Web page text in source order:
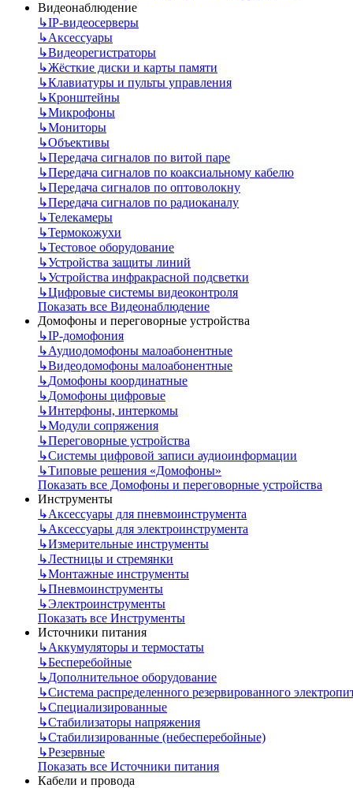
Видеонаблюдение
↳IP-видеосерверы
↳Аксессуары
↳Видеорегистраторы
↳Жёсткие диски и карты памяти
↳Клавиатуры и пульты управления
↳Кронштейны
↳Микрофоны
↳Мониторы
↳Объективы
↳Передача сигналов по витой паре
↳Передача сигналов по коаксиальному кабелю
↳Передача сигналов по оптоволокну
↳Передача сигналов по радиоканалу
↳Телекамеры
↳Термокожухи
↳Тестовое оборудование
↳Устройства защиты линий
↳Устройства инфракрасной подсветки
↳Цифровые системы видеоконтроля
Показать все Видеонаблюдение
Домофоны и переговорные устройства
↳IP-домофония
↳Аудиодомофоны малоабонентные
↳Видеодомофоны малоабонентные
↳Домофоны координатные
↳Домофоны цифровые
↳Интерфоны, интеркомы
↳Модули сопряжения
↳Переговорные устройства
↳Системы цифровой записи аудиоинформации
↳Типовые решения «Домофоны»
Показать все Домофоны и переговорные устройства
Инструменты
↳Аксессуары для пневмоинструмента
↳Аксессуары для электроинструмента
↳Измерительные инструменты
↳Лестницы и стремянки
↳Монтажные инструменты
↳Пневмоинструменты
↳Электроинструменты
Показать все Инструменты
Источники питания
↳Аккумуляторы и термостаты
↳Бесперебойные
↳Дополнительное оборудование
↳Система распределенного резервированного
↳Специализированные
↳Стабилизаторы напряжения
↳Стабилизированные (небесперебойные)
↳Резервные
Показать все Источники питания
Кабели и провода